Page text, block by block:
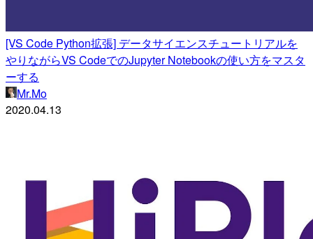
[VS Code Python拡張] データサイエンスチュートリアルを
やりながらVS CodeでのJupyter Notebookの使い方をマスタ
ーする
Mr.Mo
2020.04.13